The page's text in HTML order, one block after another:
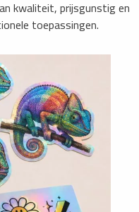
kwaliteit, prijsgunstig en
toepassingen.